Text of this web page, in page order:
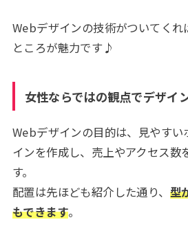
Webデザインの技術がついてくれ
ところが魅力です♪
女性ならではの観点でデザイ
Webデザインの目的は、見やす
インを作成し、売上やアクセス数
す。
配置は先ほども紹介した通り、 型
もできます。